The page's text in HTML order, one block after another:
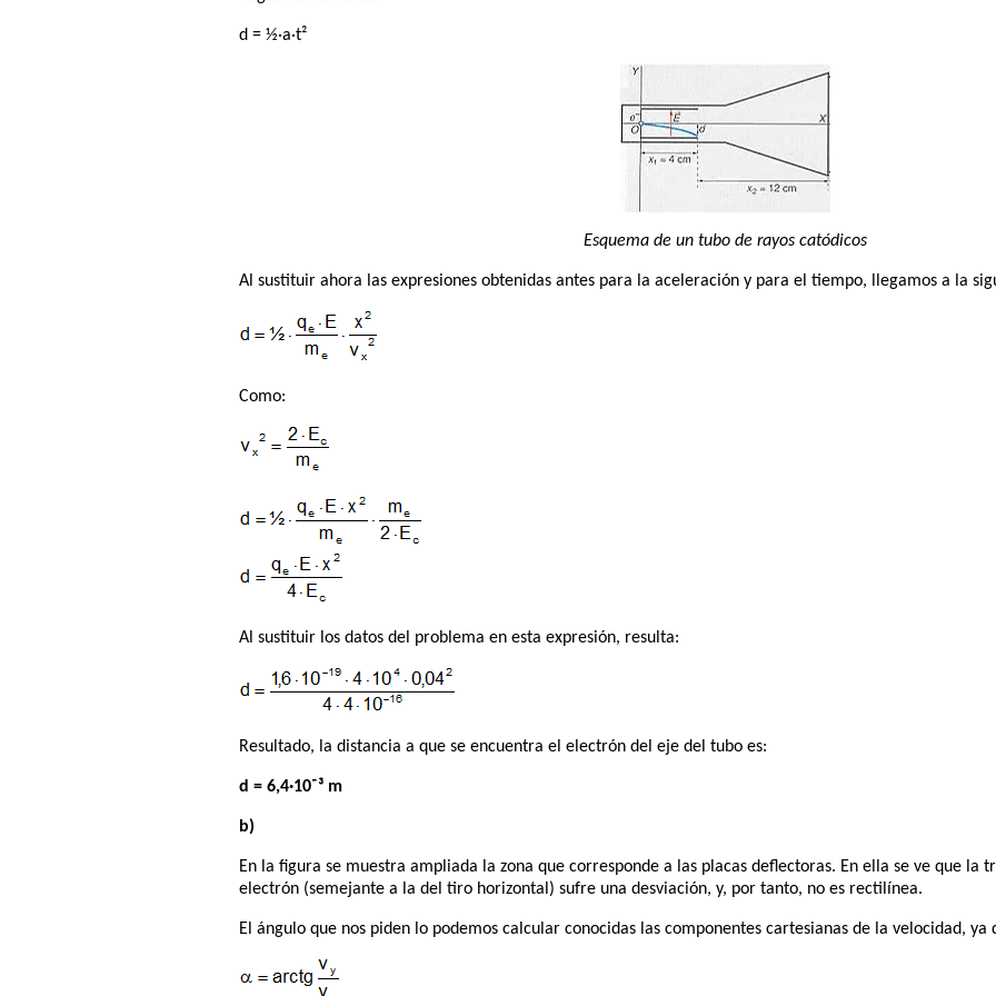
d = ½·a·t²
Esquema de un tubo de rayos catódicos
Al sustituir ahora las expresiones obtenidas antes para la aceleración y para el tiempo, llegamos a la
Como:
Al sustituir los datos del problema en esta expresión, resulta:
Resultado, la distancia a que se encuentra el electrón del eje del tubo es:
d = 6,4·10⁻³ m
b)
En la figura se muestra ampliada la zona que corresponde a las placas deflectoras. En ella se ve que la
electrón (semejante a la del tiro horizontal) sufre una desviación, y, por tanto, no es rectilínea.
El ángulo que nos piden lo podemos calcular conocidas las componentes cartesianas de la velocidad, ya